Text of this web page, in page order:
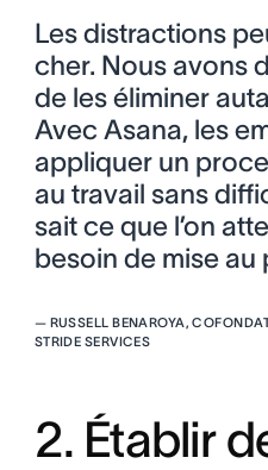
Les distractions
cher. Nous avons
de les éliminer
Avec Asana, les
appliquer un
au travail sans
sait ce que l’on
besoin de mise au
— RUSSELL BENAROYA,
STRIDE SERVICES
2. Établir